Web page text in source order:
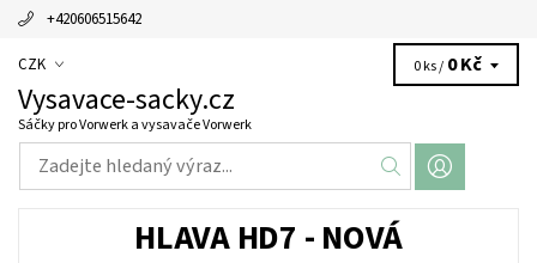
+420606515642
CZK
Vysavace-sacky.cz
Sáčky pro Vorwerk a vysavače Vorwerk
0 ks / 0 Kč
HLAVA HD7 - NOVÁ